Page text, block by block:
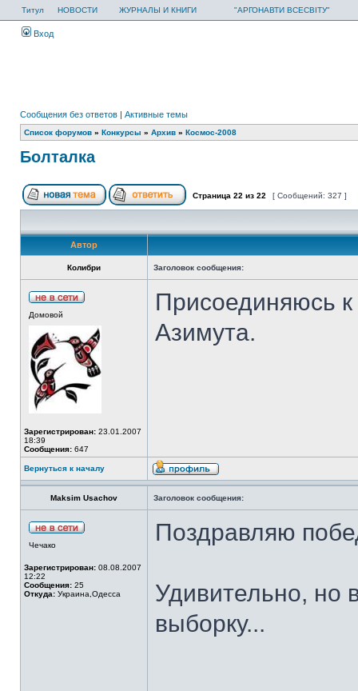
Титул НОВОСТИ ЖУРНАЛЫ И КНИГИ "АРГОНАВТИ ВСЕСВІТУ"
Вход
Сообщения без ответов | Активные темы
Список форумов » Конкурсы » Архив » Космос-2008
Болталка
Страница 22 из 22 [ Сообщений: 327 ]
Автор
Колибри Заголовок сообщения:
Домовой
Зарегистрирован: 23.01.2007
18:39
Сообщения: 647
Присоединяюсь
Азимута.
Вернуться к началу
Maksim Usachov Заголовок сообщения:
Чечако
Зарегистрирован: 08.08.2007
12:22
Сообщения: 25
Откуда: Украина,Одесса
Поздравляю
Удивительно, но
выборку...